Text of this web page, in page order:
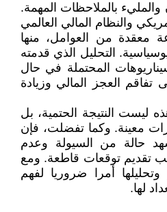
بالملاحظات المهمة.
والنظام المالي العالمي
من العوامل، منها
التحليل الذي قدمته
المحتملة في حال
العجز المالي وزيادة
ليست النتيجة الحتمية، بل
معينة. وكما تفضلت، فإن
حالة من السيولة وعدم
تقديم توقعات قاطعة. ومع
أمرا ضروريا لفهم
لها.